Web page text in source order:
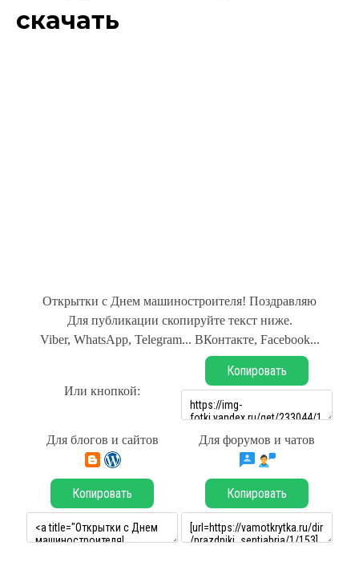
скачать
Открытки с Днем машиностроителя! Поздравляю
Для публикации скопируйте текст ниже.
Viber, WhatsApp, Telegram... ВКонтакте, Facebook...
Или кнопкой:
Копировать
Для блогов и сайтов Для форумов и чатов
Копировать Копировать